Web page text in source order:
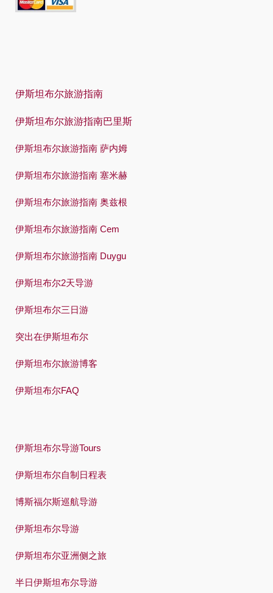
Español
Việt
伊斯坦布尔旅游指南
伊斯坦布尔旅游指南巴里斯
伊斯坦布尔旅游指南 萨内姆
伊斯坦布尔旅游指南 塞米赫
伊斯坦布尔旅游指南 奥兹根
伊斯坦布尔旅游指南 Cem
伊斯坦布尔旅游指南 Duygu
伊斯坦布尔2天导游
伊斯坦布尔三日游
突出在伊斯坦布尔
伊斯坦布尔旅游博客
伊斯坦布尔FAQ
伊斯坦布尔导游Tours
伊斯坦布尔自制日程表
博斯福尔斯巡航导游
伊斯坦布尔导游
伊斯坦布尔亚洲侧之旅
半日伊斯坦布尔导游